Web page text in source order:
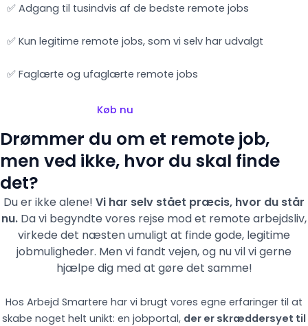
✅ Adgang til tusindvis af de bedste remote jobs
✅ Kun legitime remote jobs, som vi selv har udvalgt
✅ Faglærte og ufaglærte remote jobs
Køb nu
Drømmer du om et remote job,
men ved ikke, hvor du skal finde
det?
Du er ikke alene! Vi har selv stået præcis, hvor du står
nu. Da vi begyndte vores rejse mod et remote arbejdsliv,
virkede det næsten umuligt at finde gode, legitime
jobmuligheder. Men vi fandt vejen,og nu vil vi gerne
hjælpe dig med at gøre det samme!
Hos Arbejd Smartere har vi brugt vores egne erfaringer til at
skabe noget helt unikt: en jobportal, der er skræddersyet til